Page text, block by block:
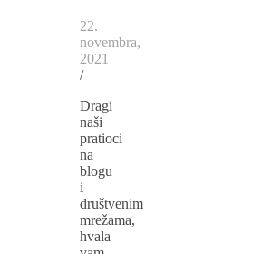
22.
novembra,
2021
/
Dragi
naši
pratioci
na
blogu
i
društvenim
mrežama,
hvala